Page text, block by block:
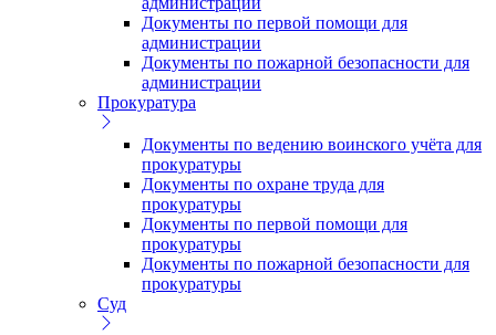
Документы по первой помощи для
администрации
Документы по пожарной безопасности для
администрации
Прокуратура
Документы по ведению воинского учёта для
прокуратуры
Документы по охране труда для
прокуратуры
Документы по первой помощи для
прокуратуры
Документы по пожарной безопасности для
прокуратуры
Суд